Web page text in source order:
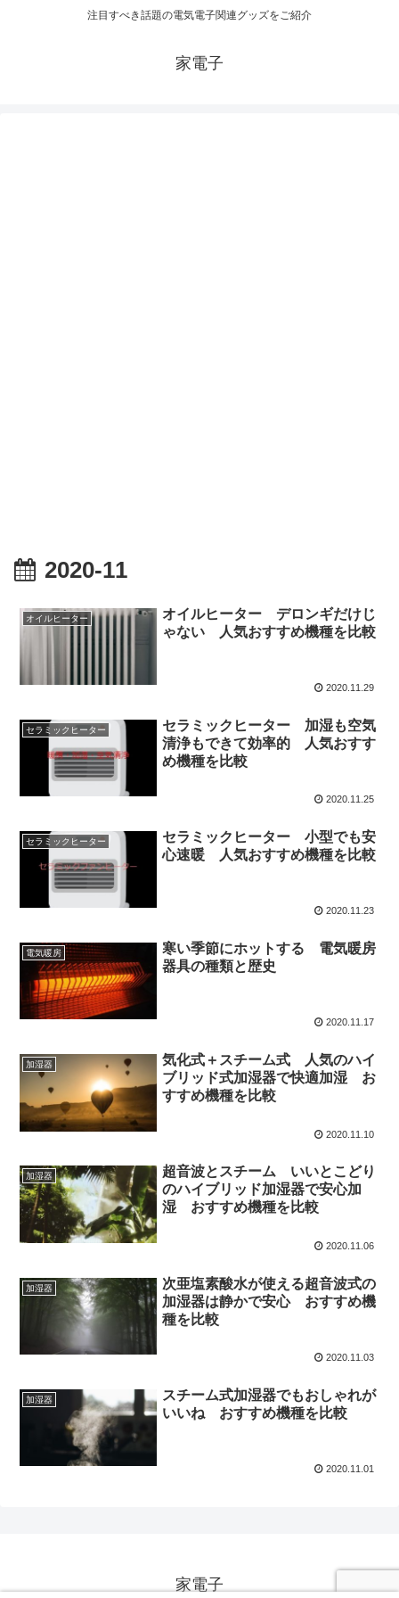
注目すべき話題の電気電子関連グッズをご紹介
家電子
2020-11
オイルヒーター
オイルヒーター デロンギだけじ
ゃない 人気おすすめ機種を比較
2020.11.29
セラミックヒーター
セラミックヒーター 加湿も空気
清浄もできて効率的 人気おすす
め機種を比較
2020.11.25
セラミックヒーター
セラミックヒーター 小型でも安
心速暖 人気おすすめ機種を比較
2020.11.23
電気暖房
寒い季節にホットする 電気暖房
器具の種類と歴史
2020.11.17
加湿器
気化式＋スチーム式 人気のハイ
ブリッド式加湿器で快適加湿 お
すすめ機種を比較
2020.11.10
加湿器
超音波とスチーム いいとこどり
のハイブリッド加湿器で安心加
湿 おすすめ機種を比較
2020.11.06
加湿器
次亜塩素酸水が使える超音波式の
加湿器は静かで安心 おすすめ機
種を比較
2020.11.03
加湿器
スチーム式加湿器でもおしゃれが
いいね おすすめ機種を比較
2020.11.01
家電子